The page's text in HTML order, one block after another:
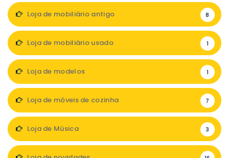
Loja de mobiliário antigo 8
Loja de mobiliário usado 1
Loja de modelos 1
Loja de móveis de cozinha 7
Loja de Música 3